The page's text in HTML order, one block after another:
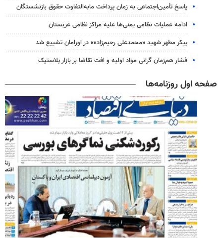
پاسخ تأمین‌اجتماعی به زمان پرداخت مابه‌التفاوت حقوق بازنشستگان
ادامه عملیات نظامی یمنی‌ها علیه مراکز نظامی عربستان
پیکر مطهر شهید «محمدعلی رحیم‌زاده» در اورامان تشییع شد
فشار هم‌زمان گرانی مواد اولیه و افت تقاضا بر بازار پلاستیک
صفحه اول روزنامه‌ها